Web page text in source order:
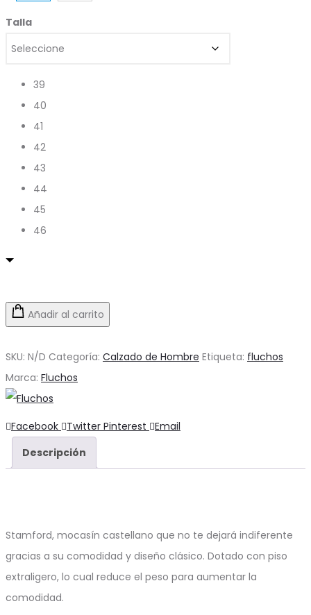
Talla
39
40
41
42
43
44
45
46
Añadir al carrito
SKU: N/D Categoría: Calzado de Hombre Etiqueta: fluchos
Marca: Fluchos
Compartir
Facebook Twitter Pinterest
Email
Descripción
Stamford, mocasín castellano que no te dejará indiferente
gracias a su comodidad y diseño clásico. Dotado con piso
extraligero, lo cual reduce el peso para aumentar la
comodidad.